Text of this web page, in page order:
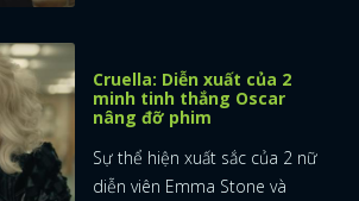
Cruella: Diễn xuất của 2
minh tinh thắng Oscar
nâng đỡ phim
Sự thể hiện xuất sắc của 2 nữ
diễn viên Emma Stone và